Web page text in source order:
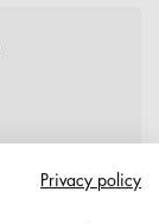
Privacy policy